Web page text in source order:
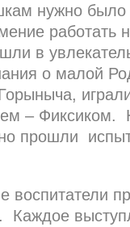
нужно было
работать
в
о малой
– Фиксиком.
прошли
воспитатели
Каждое